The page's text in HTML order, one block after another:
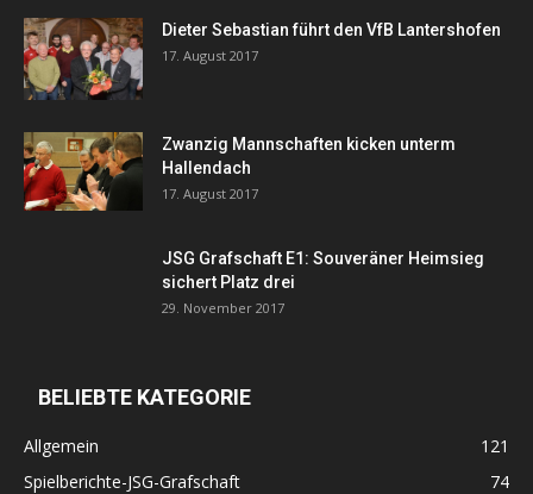
Dieter Sebastian führt den VfB Lantershofen
17. August 2017
Zwanzig Mannschaften kicken unterm
Hallendach
17. August 2017
JSG Grafschaft E1: Souveräner Heimsieg
sichert Platz drei
29. November 2017
BELIEBTE KATEGORIE
Allgemein
121
Spielberichte-JSG-Grafschaft
74